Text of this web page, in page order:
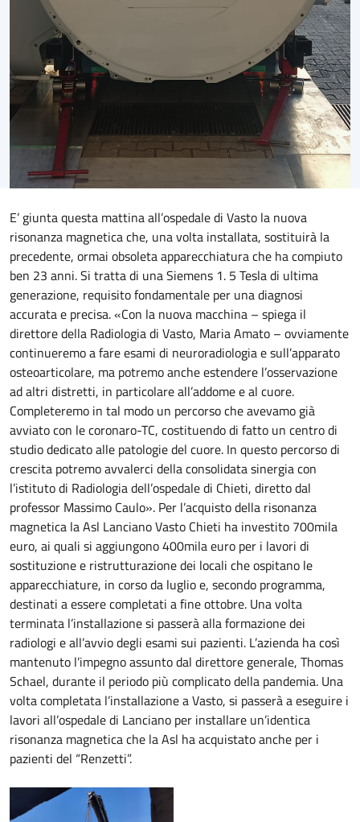
E’ giunta questa mattina all’ospedale di Vasto la nuova
risonanza magnetica che, una volta installata, sostituirà la
precedente, ormai obsoleta apparecchiatura che ha compiuto
ben 23 anni. Si tratta di una Siemens 1. 5 Tesla di ultima
generazione, requisito fondamentale per una diagnosi
accurata e precisa. «Con la nuova macchina – spiega il
direttore della Radiologia di Vasto, Maria Amato – ovviamente
continueremo a fare esami di neuroradiologia e sull’apparato
osteoarticolare, ma potremo anche estendere l’osservazione
ad altri distretti, in particolare all’addome e al cuore.
Completeremo in tal modo un percorso che avevamo già
avviato con le coronaro-TC, costituendo di fatto un centro di
studio dedicato alle patologie del cuore. In questo percorso di
crescita potremo avvalerci della consolidata sinergia con
l’istituto di Radiologia dell’ospedale di Chieti, diretto dal
professor Massimo Caulo». Per l’acquisto della risonanza
magnetica la Asl Lanciano Vasto Chieti ha investito 700mila
euro, ai quali si aggiungono 400mila euro per i lavori di
sostituzione e ristrutturazione dei locali che ospitano le
apparecchiature, in corso da luglio e, secondo programma,
destinati a essere completati a fine ottobre. Una volta
terminata l’installazione si passerà alla formazione dei
radiologi e all’avvio degli esami sui pazienti. L’azienda ha così
mantenuto l’impegno assunto dal direttore generale, Thomas
Schael, durante il periodo più complicato della pandemia. Una
volta completata l’installazione a Vasto, si passerà a eseguire i
lavori all’ospedale di Lanciano per installare un’identica
risonanza magnetica che la Asl ha acquistato anche per i
pazienti del “Renzetti”.